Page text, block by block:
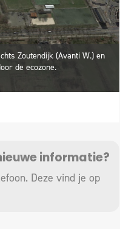
Zoutendijk (Avanti W.) en
de ecozone.
informatie?
Deze vind je op